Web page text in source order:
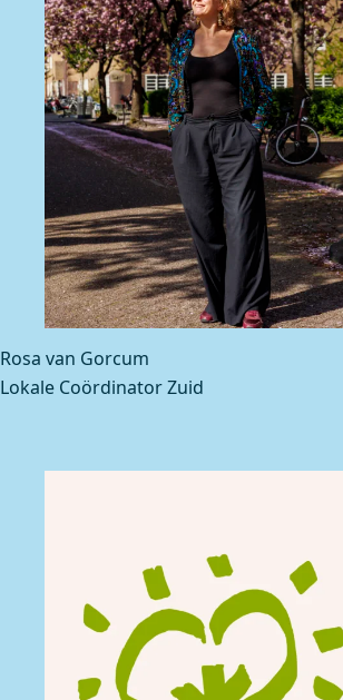
Rosa van Gorcum
Lokale Coördinator Zuid